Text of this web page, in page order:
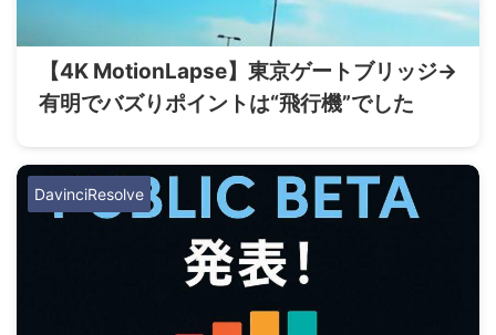
【4K MotionLapse】東京ゲートブリッジ→
有明でバズりポイントは“飛行機”でした
DavinciResolve